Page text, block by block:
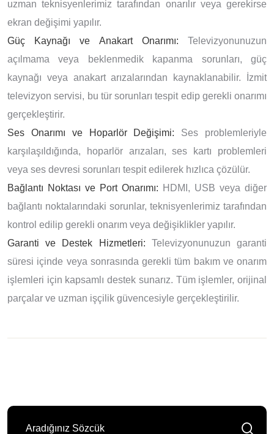
uzman teknisyenlerimiz tarafından onarılır veya gerekirse
ekran değişimi yapılır.
Güç Kaynağı ve Anakart Onarımı: Televizyonunuzun
açılmama veya beklenmedik kapanma sorunları, güç
kaynağı veya anakart arızalarından kaynaklanabilir. İzmit
televizyon servisi, bu tür sorunları tespit edip gerekli onarımı
gerçekleştirir.
Ses Onarımı ve Hoparlör Değişimi: Ses problemleriyle
karşılaşıldığında, hoparlör arızaları, ses kartı problemleri
veya ses devresi sorunları tespit edilerek hızlıca çözülür.
Bağlantı Noktası ve Port Onarımı: HDMI, USB veya diğer
bağlantı noktalarındaki sorunlar, teknisyenlerimiz tarafından
kontrol edilip gerekli onarım veya değişiklikler yapılır.
Garanti ve Destek Hizmetleri: Televizyonunuzun garanti
süresi içinde veya sonrasında gerekli tüm bakım ve onarım
işlemleri için kapsamlı destek sunarız. Tüm işlemler, orijinal
parçalar ve uzman işçilik güvencesiyle gerçekleştirilir.